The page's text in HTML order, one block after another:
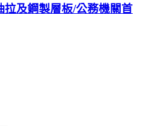
拉及鋼製層板/公務機關首